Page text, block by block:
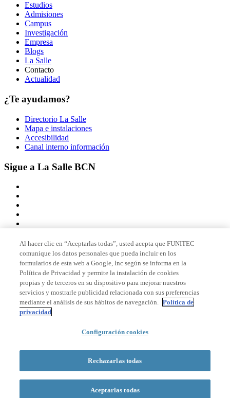
Estudios
Admisiones
Campus
Investigación
Empresa
Blogs
La Salle
Contacto
Actualidad
¿Te ayudamos?
Directorio La Salle
Mapa e instalaciones
Accesibilidad
Canal interno información
Sigue a La Salle BCN
Miembro de
Acreditaciones
© 2026 La Salle Campus Barcelona - URL |
Formulario de búsqueda
Al hacer clic en “Aceptarlas todas”, usted acepta que FUNITEC
comunique los datos personales que pueda incluir en los
formularios de esta web a Google, Inc según se informa en la
Política de Privacidad y permite la instalación de cookies
propias y de terceros en su dispositivo para mejorar nuestros
servicios y mostrarle publicidad relacionada con sus preferencias
mediante el análisis de sus hábitos de navegación. Política de
privacidad
Configuración cookies
Rechazarlas todas
Aceptarlas todas